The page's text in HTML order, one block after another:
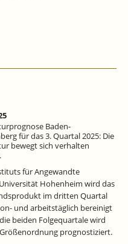
Baden-
für das 3. Quartal 2025: Die
bewegt sich verhalten
für Angewandte
Hohenheim wird das
im dritten Quartal
und arbeitstäglich bereinigt
beiden Folgequartale wird
prognostiziert.